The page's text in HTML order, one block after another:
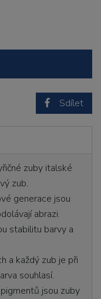
Sdílet
zuby italské
zub.
generace jsou
abrazi.
stabilitu barvy a
a každý zub je při
souhlasí.
jsou zuby